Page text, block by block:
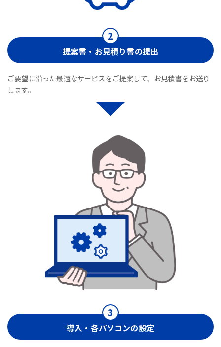
提案書・お見積り書の提出
ご要望に沿った最適なサービスをご提案して、お見積書をお送り
します。
導入・各パソコンの設定